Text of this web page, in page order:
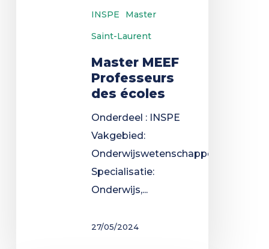
INSPE
Master
Saint-Laurent
Master MEEF
Professeurs
des écoles
Onderdeel : INSPE
Vakgebied:
Onderwijswetenschappen
Specialisatie:
Onderwijs,...
27/05/2024